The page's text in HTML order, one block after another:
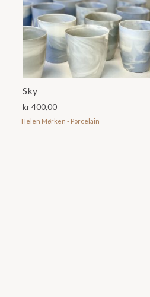
Sky
kr400,00
Helen Mørken - Porcelain